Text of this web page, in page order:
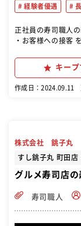
経験者優遇
正社員の寿司職人の転職求人！
・お客様への接客
キープ
作成日：2024.09.11
株式会社 銚子丸
すし銚子丸 町田店
グルメ寿司店
寿司職人